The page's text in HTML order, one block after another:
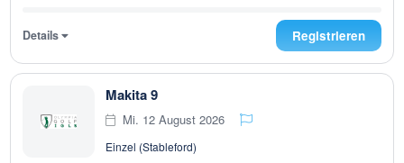
Details Registrieren
Makita 9
Mi. 12 August 2026
Einzel (Stableford)